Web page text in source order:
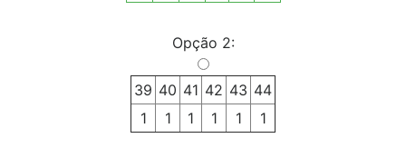
Opção 2:
39 40 41 42 43 44
1
1 1 1 1 1